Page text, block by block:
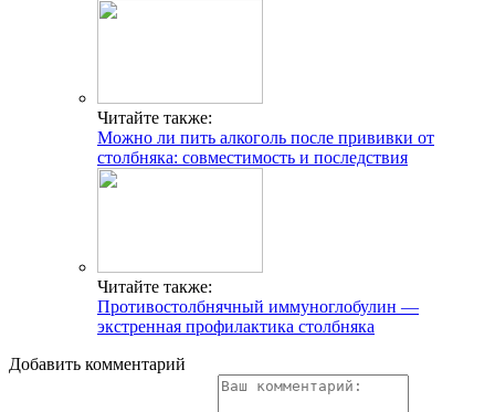
Читайте также:
Можно ли пить алкоголь после прививки от
столбняка: совместимость и последствия
Читайте также:
Противостолбнячный иммуноглобулин —
экстренная профилактика столбняка
Добавить комментарий